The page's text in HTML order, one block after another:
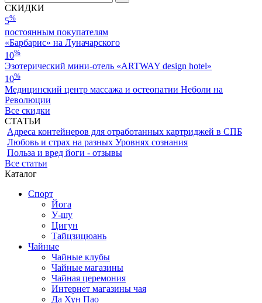
СКИДКИ
5%
постоянным покупателям
«Барбарис» на Луначарского
10%
Эзотерический мини-отель «ARTWAY design hotel»
10%
Медицинский центр массажа и остеопатии Неболи на
Революции
Все скидки
СТАТЬИ
Адреса контейнеров для отработанных картриджей в СПБ
Любовь и страх на разных Уровнях сознания
Польза и вред йоги - отзывы
Все статьи
Каталог
Спорт
Йога
У-шу
Цигун
Тайцзицюань
Чайные
Чайные клубы
Чайные магазины
Чайная церемония
Интернет магазины чая
Да Хун Пао